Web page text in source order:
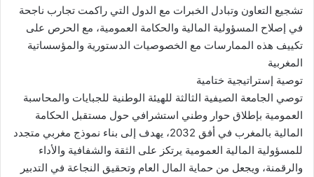
تشجيع التعاون وتبادل الخبرات مع الدول التي راكمت تجارب ناجحة
في إصلاح المسؤولية المالية والحكامة العمومية، مع الحرص على
تكييف هذه الممارسات مع الخصوصيات الدستورية والمؤسساتية
المغربية
توصية إستراتيجية ختامية
توصي الجامعة الصيفية الثالثة للهيئة الوطنية للجبايات والمحاسبة
العمومية بإطلاق حوار وطني استشرافي حول مستقبل الحكامة
المالية بالمغرب في أفق 2032، يهدف إلى بناء نموذج مغربي متجدد
للمسؤولية المالية العمومية يرتكز على الثقة والشفافية والأداء
والرقمنة، ويجعل من حماية المال العام وتحقيق النجاعة في التدبير